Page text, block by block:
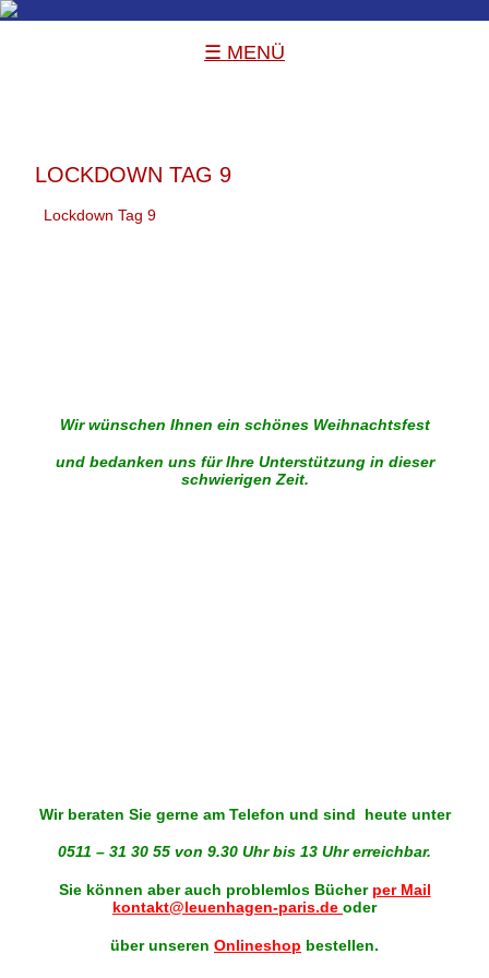
☰ MENÜ
LOCKDOWN TAG 9
Lockdown Tag 9
Wir wünschen Ihnen ein schönes Weihnachtsfest
und bedanken uns für Ihre Unterstützung in dieser
schwierigen Zeit.
Wir beraten Sie gerne am Telefon und sind heuteunter
0511 – 31 30 55 von 9.30 Uhr bis 13 Uhr erreichbar.
Sie können aber auch problemlos Bücher per Mail
kontakt@leuenhagen-paris.de oder
über unseren Onlineshop bestellen.